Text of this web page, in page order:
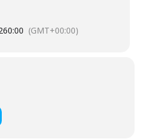
podporou Ministerstva
Slovenskej republiky“
0:00 (GMT+00:00)